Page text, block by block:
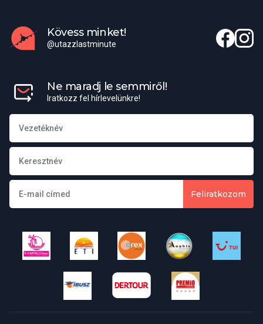
Elérhető külképviseletek
Magyar Nagykövetség elérhetőségei
Misszióvezető:Tóth Katalin
Telefon:+91 413 70 11, 91 413 70 99
Honlap: https://madrid.mfa.gov.hu/
C/Ángel de Diego Roldán, 21 28016 Madrid,
Spanyolország
Kövess minket!
@utazzlastminute
Ne maradj le semmiről!
Iratkozz fel hírlevelünkre!
Feliratkozom